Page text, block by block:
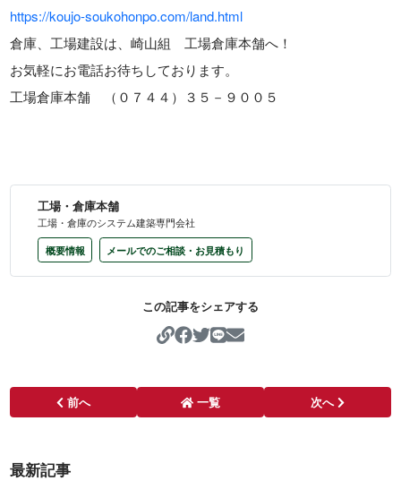
https://koujo-soukohonpo.com/land.html
倉庫、工場建設は、崎山組 工場倉庫本舗へ！
お気軽にお電話お待ちしております。
工場倉庫本舗 （０７４４）３５－９００５
工場・倉庫本舗
工場・倉庫のシステム建築専門会社
概要情報
メールでのご相談・お見積もり
この記事をシェアする
https://koujo-soukohonpo.com/
前へ 一覧 次へ
最新記事